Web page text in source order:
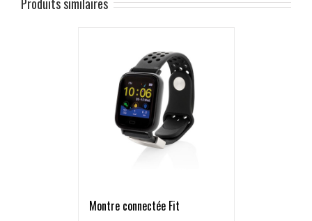
Montre connectée Fit